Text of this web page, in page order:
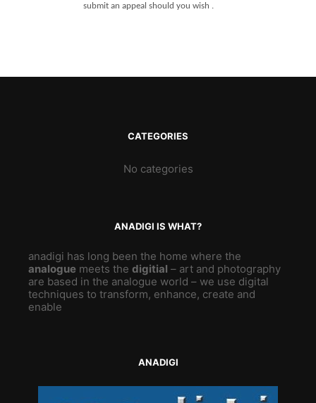
submit an appeal should you wish
CATEGORIES
No categories
ANADIGI IS WHAT?
anadigi has long been the home where the
analogue meets the digitial – art and photography
are based in the analogue world – we use digital
techniques to transform, enhance, create and
enable
ANADIGI